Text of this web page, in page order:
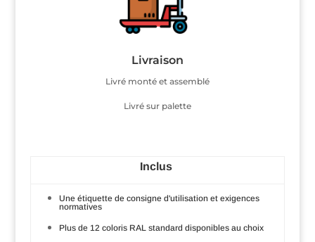
Livraison
Livré monté et assemblé
Livré sur palette
Inclus
Une étiquette de consigne d'utilisation et exigences
normatives
Plus de 12 coloris RAL standard disponibles au choix